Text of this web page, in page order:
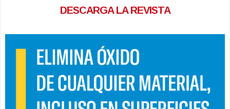
DESCARGA LA REVISTA